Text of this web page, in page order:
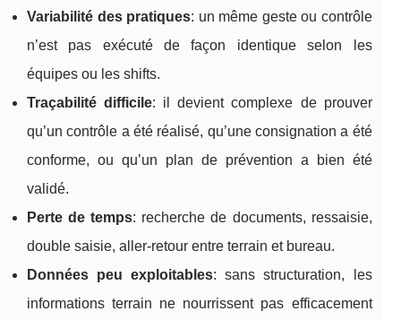
Variabilité des pratiques: un même geste ou contrôle
n’est pas exécuté de façon identique selon les
équipes ou les shifts.
Traçabilité difficile: il devient complexe de prouver
qu’un contrôle a été réalisé, qu’une consignation a été
conforme, ou qu’un plan de prévention a bien été
validé.
Perte de temps: recherche de documents, ressaisie,
double saisie, aller-retour entre terrain et bureau.
Données peu exploitables: sans structuration, les
informations terrain ne nourrissent pas efficacement